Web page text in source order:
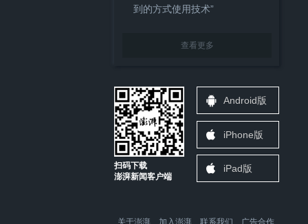
到的方式使用技术”
查看更多
扫码下载
澎湃新闻客户端
Android版
iPhone版
iPad版
关于澎湃 加入澎湃 联系我们 广告合作